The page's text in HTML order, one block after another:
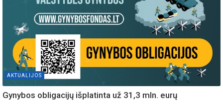
AKTUALIJOS
Gynybos obligacijų išplatinta už 31,3 mln. eurų